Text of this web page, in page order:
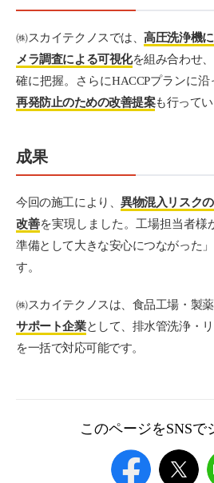
㈱スカイテクノスでは、高圧洗浄機
メラ調査による可視化を組み合わせ
確に把握。さらにHACCPプランに沿
再発防止のための改善提案も行ってい
成果
今回の施工により、異物混入リスク
改善を実現しました。工場担当者様
準備として大きな安心につながった
す。
㈱スカイテクノスは、食品工場・製
サポート企業として、排水管洗浄・
を一括で対応可能です。
このページをSNSで